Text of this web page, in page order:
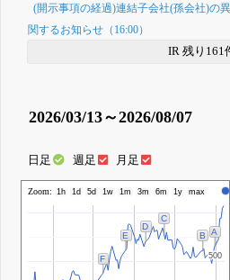
(開示事項の経過)連結子会社(孫会社)の
関するお知らせ（16:00）
IR 残り161
2026/03/13～2026/08/07
日足 週足 月足
Zoom: 1h 1d 5d 1w 1m 3m 6m 1y max
500
500
F
E
D
C
B
A